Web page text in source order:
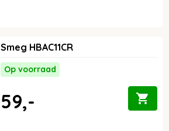
Smeg HBAC11CR
Op voorraad
59,-